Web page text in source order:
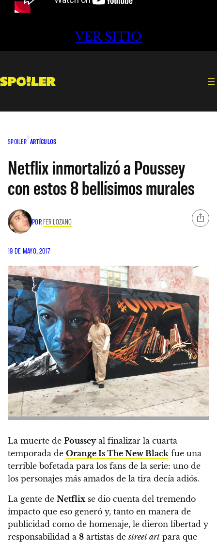
VER SITIO
SPOILER ARTÍCULOS
Netflix inmortalizó a Poussey
con estos 8 bellísimos murales
POR FER LOZANO
19 DE MAYO, 2017
La muerte de Pousseyal finalizar la cuarta
temporada de Orange Is The New Black fue una
terrible bofetada para los fans de la serie: uno de
los personajes más amados de la tira decía adiós.
La gente de Netflixse dio cuenta del tremendo
impacto que eso generó y, tanto en manera de
publicidad como de homenaje, le dieron libertad y
responsabilidad a 8 artistas destreet art para que